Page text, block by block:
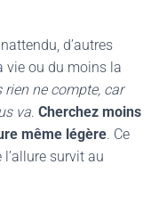
d’autres
vie ou du moins la
rien ne compte, car
va. Cherchez moins
même légère. Ce
l’allure survit au